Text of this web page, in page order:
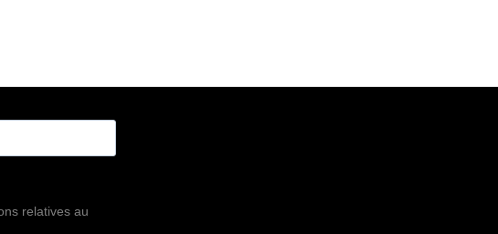
relatives au